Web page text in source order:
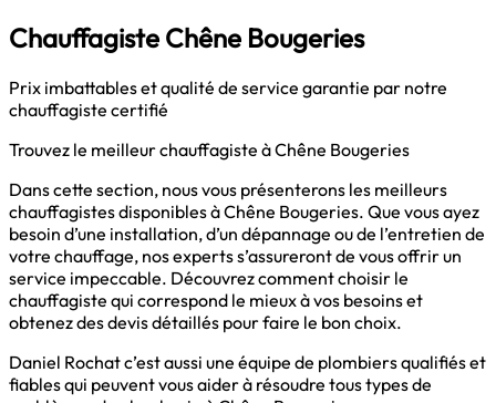
Chauffagiste Chêne Bougeries
Prix imbattables et qualité de service garantie par notre
chauffagiste certifié
Trouvez le meilleur chauffagiste à Chêne Bougeries
Dans cette section, nous vous présenterons les meilleurs
chauffagistes disponibles à Chêne Bougeries. Que vous ayez
besoin d’une installation, d’un dépannage ou de l’entretien de
votre chauffage, nos experts s’assureront de vous offrir un
service impeccable. Découvrez comment choisir le
chauffagiste qui correspond le mieux à vos besoins et
obtenez des devis détaillés pour faire le bon choix.
Daniel Rochat c’est aussi une équipe de plombiers qualifiés et
fiables qui peuvent vous aider à résoudre tous types de